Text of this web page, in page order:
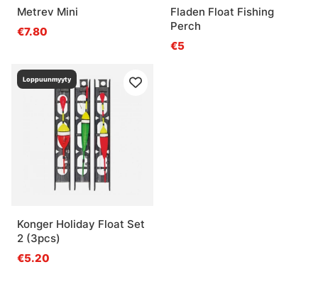
Metrev Mini
€7.80
Fladen Float Fishing
Perch
€5
Loppuunmyyty
Konger Holiday Float Set
2 (3pcs)
€5.20